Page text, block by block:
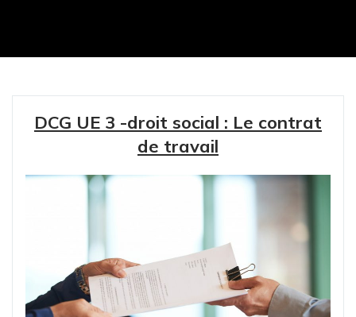
DCG UE 3 -droit social : Le contrat
de travail